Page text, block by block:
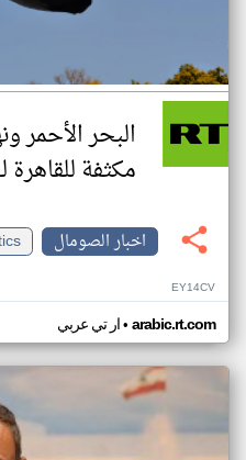
البحر الأحمر
مكثفة للقاهرة
اخبار الصومال
EY14CV
ار تي عربي• arabic.rt.com